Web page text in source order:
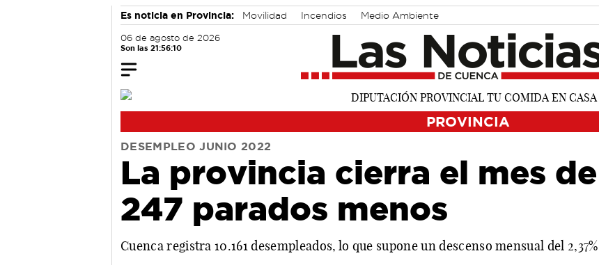
Es noticia en Provincia: Movilidad Incendios Medio Ambiente
06 de agosto de 2026
Son las 21:56:11
PROVINCIA
DESEMPLEO JUNIO 2022
La provincia cierra el mes
247 parados menos
Cuenca registra 10.161 desempleados, lo que supone un descenso mensual del